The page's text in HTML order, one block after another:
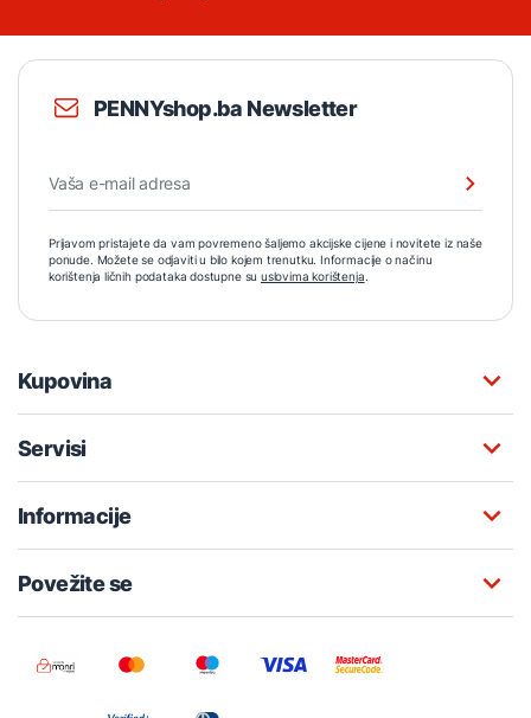
PENNYshop.ba Newsletter
Prijavom pristajete da vam povremeno šaljemo akcijske cijene i novitete iz naše
ponude. Možete se odjaviti u bilo kojem trenutku. Informacije o načinu
korištenja ličnih podataka dostupne su uslovima korištenja.
Kupovina
Servisi
Informacije
Povežite se